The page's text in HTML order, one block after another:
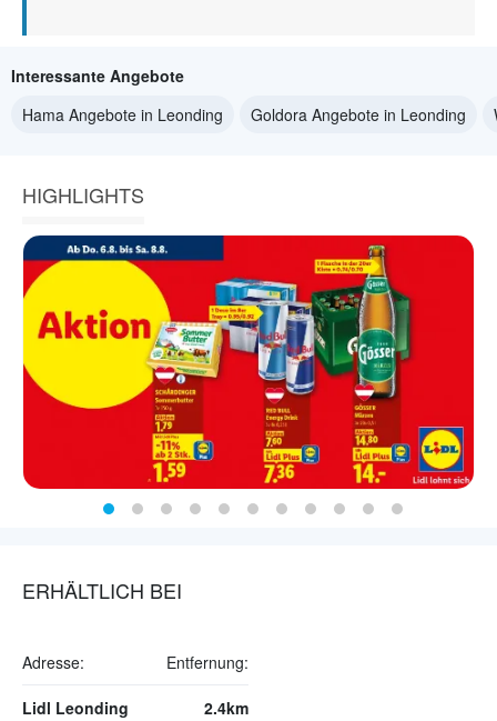
Interessante Angebote
Hama Angebote in Leonding
Goldora Angebote in Leonding
HIGHLIGHTS
ERHÄLTLICH BEI
Adresse: Entfernung:
Lidl Leonding 2.4km